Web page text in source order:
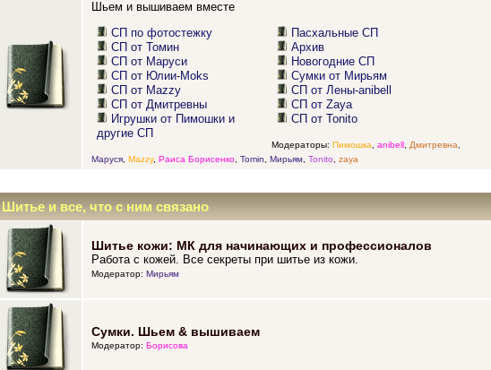
Шьем и вышиваем вместе
СП по фотостежку
СП от Томин
СП от Маруси
СП от Юлии-Moks
СП от Mazzy
СП от Дмитревны
Игрушки от Пимошки и
другие СП
Пасхальные СП
Архив
Новогодние СП
Сумки от Мирьям
СП от Лены-anibell
СП от Zaya
СП от Tonito
Модераторы: Пимошка anibell, Дмитревна
Маруся, Mazzy, Раиса Борисенко, Tomin Мирьям, Tonito zaya
Шитье и все, что с ним связано
Шитье кожи: МК для начинающих и профессионалов
Работа с кожей. Все секреты при шитье из кожи.
Модератор: Мирьям
Сумки. Шьем & вышиваем
Модератор: Борисова